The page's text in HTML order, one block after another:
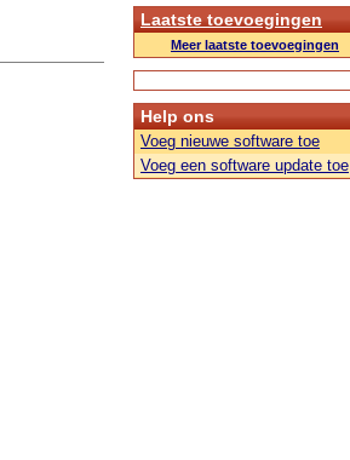
Laatste toevoegingen
Meer laatste toevoegingen
Help ons
Voeg nieuwe software toe
Voeg een software update toe